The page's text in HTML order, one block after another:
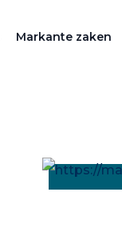
Markante zaken